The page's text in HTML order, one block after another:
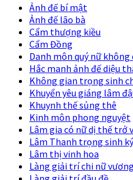
Ảnh đế bí mật
Ảnh đế lão bà
Cẩm thượng kiều
Cẩm Đồng
Danh môn quý nữ không
Hắc manh ảnh đế diệu
Không gian trọng sinh
Khuyển yêu giáng lâm
Khuynh thế sủng thê
Kinh môn phong nguyệt
Lâm gia có nữ dị thế trở
Lâm Thanh trọng sinh ký
Lâm thị vinh hoa
Làng giải trí chi nữ